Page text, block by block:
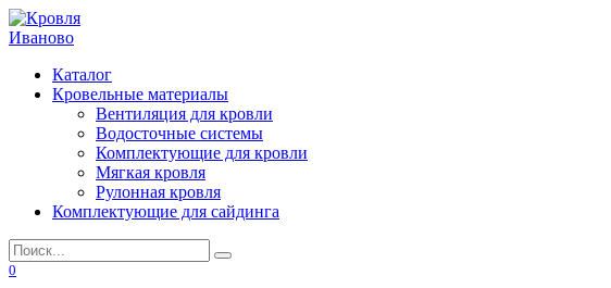
Перейти
к
Каталог
Кровельные материалы
Вентиляция для кровли
Водосточные системы
Комплектующие для кровли
Мягкая кровля
Рулонная кровля
Комплектующие для сайдинга
Search
for:
0